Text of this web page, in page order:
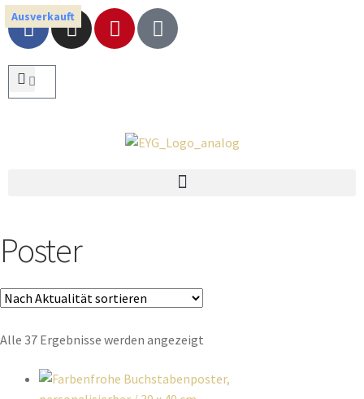
Poster
Alle 37 Ergebnisse werden angezeigt
Ausverkauft